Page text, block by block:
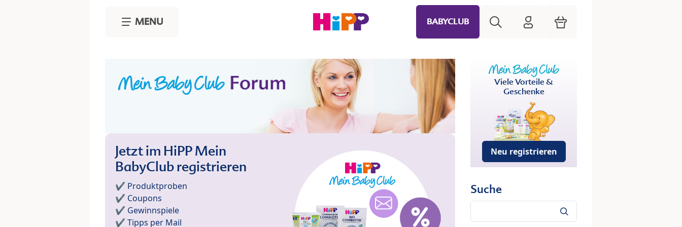
MENU BABYCLUB HiPP Mein Babyclub
Warenkorb
Jetzt im HiPP Mein
BabyClub registrieren
✔️ Produktproben
✔️ Coupons
✔️ Gewinnspiele
✔️ Tipps per Mail
Viele Vorteile &
Geschenke
Neu registrieren
Suche